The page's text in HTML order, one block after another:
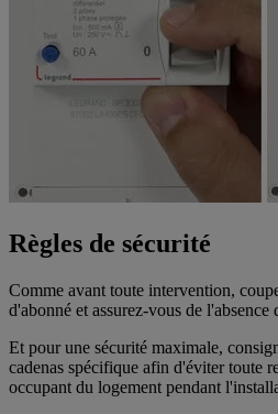
Règles de sécurité
Comme avant toute intervention,
d'abonné et assurez-vous de l'absence
Et pour une sécurité maximale,
cadenas spécifique afin d'éviter toute
occupant du logement pendant